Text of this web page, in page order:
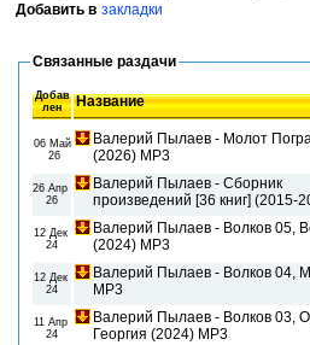
Добавить в закладки
Связанные раздачи
Добав
лен
Название
06 Май
26
Валерий Пылаев - Молот
(2026) MP3
26 Апр
26
Валерий Пылаев - Сборник
произведений [36 книг] (2015-
12 Дек
24
Валерий Пылаев - Волков 05,
(2024) МР3
12 Дек
24
Валерий Пылаев - Волков 04,
МР3
11 Апр
24
Валерий Пылаев - Волков 03,
Георгия (2024) МР3